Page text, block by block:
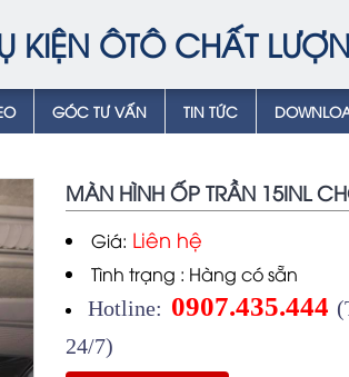
KIỆN ÔTÔ CHẤT
GÓC TƯ VẤN TIN TỨC
MÀN HÌNH ỐP TRẦN 15INL
Giá: Liên hệ
Tình trạng : Hàng có sẵn
Hotline: 0907.435.444
24/7)